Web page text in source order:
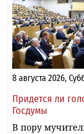
8 августа 2026,
Придется ли
Госдумы
В пору